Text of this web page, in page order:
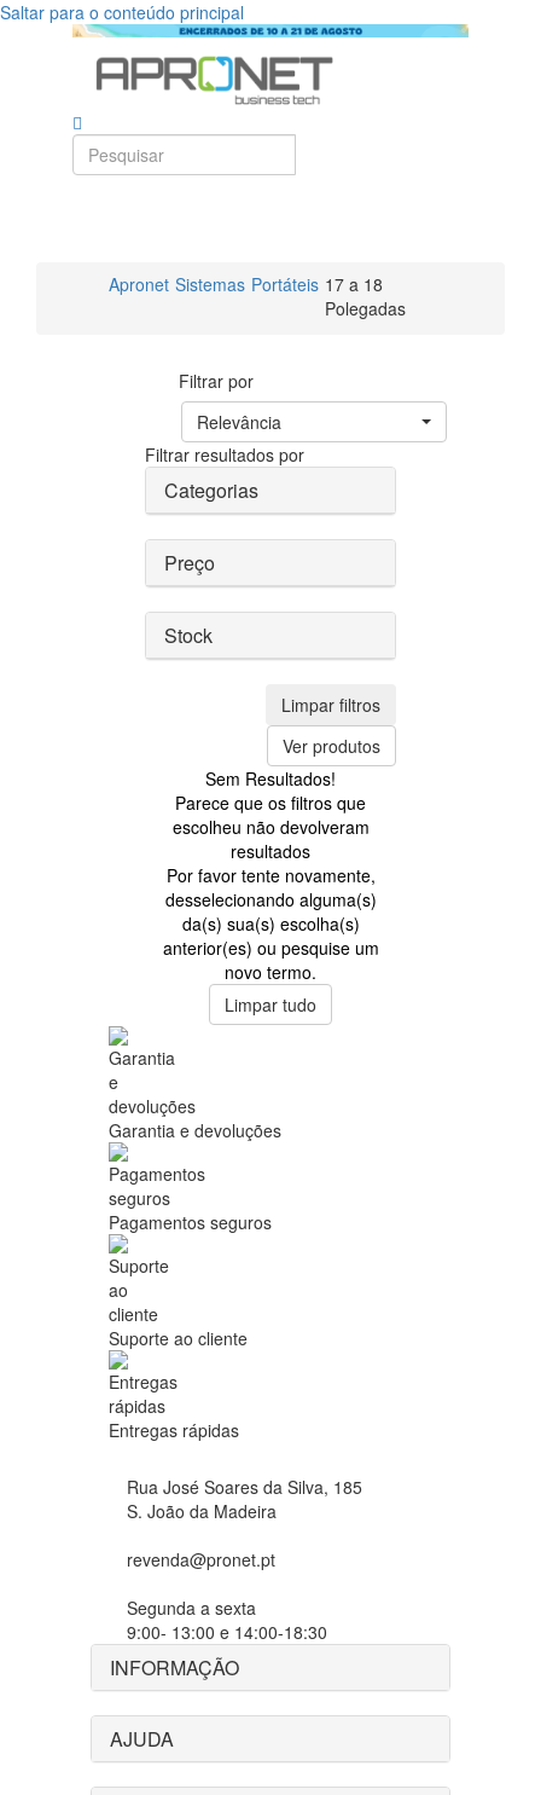
Saltar para o conteúdo principal
Apronet Sistemas Portáteis 17 a 18
Polegadas
Filtrar por
Relevância
Filtrar resultados por
Categorias
Preço
Stock
Limpar filtros
Ver produtos
Sem Resultados!
Parece que os filtros que
escolheu não devolveram
resultados
Por favor tente novamente,
desselecionando alguma(s)
da(s) sua(s) escolha(s)
anterior(es) ou pesquise um
novo termo.
Limpar tudo
Garantia e devoluções
Pagamentos seguros
Suporte ao cliente
Entregas rápidas
Rua José Soares da Silva, 185
S. João da Madeira
revenda@pronet.pt
Segunda a sexta
9:00- 13:00 e 14:00-18:30
INFORMAÇÃO
AJUDA